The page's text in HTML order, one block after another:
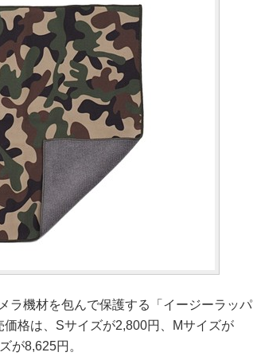
ラ機材を包んで保護する「イージーラッパ
格は、Sサイズが2,800円、Mサイズが
が8,625円。